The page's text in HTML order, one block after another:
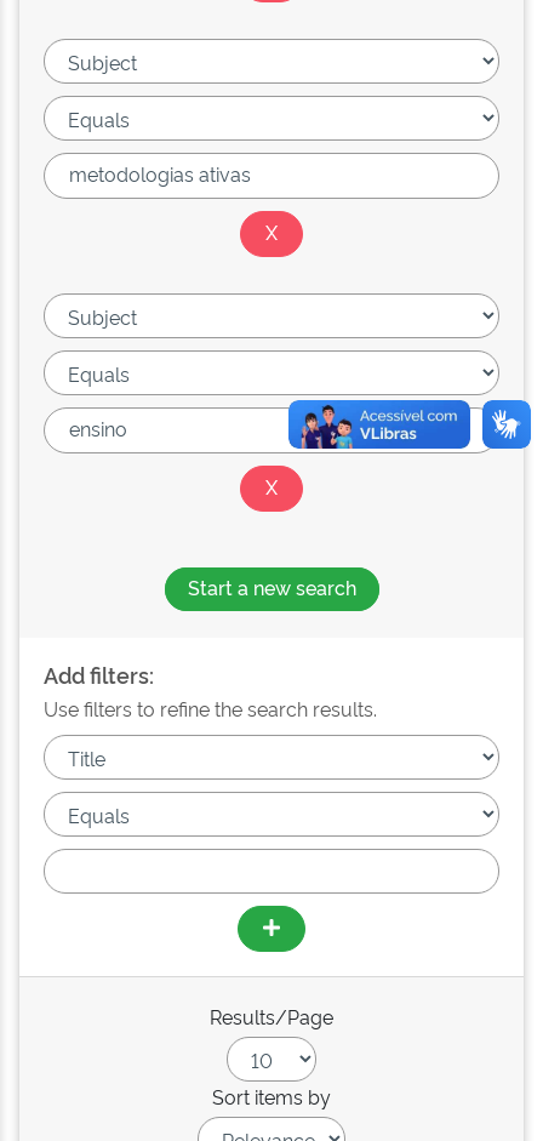
Start a new search
Add filters:
Use filters to refine the search results.
Results/Page
Sort items by